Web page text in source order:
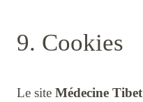
9. Cookies
Le site Médecine Tibet